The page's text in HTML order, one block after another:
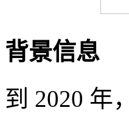
背景信息
到 2020 年